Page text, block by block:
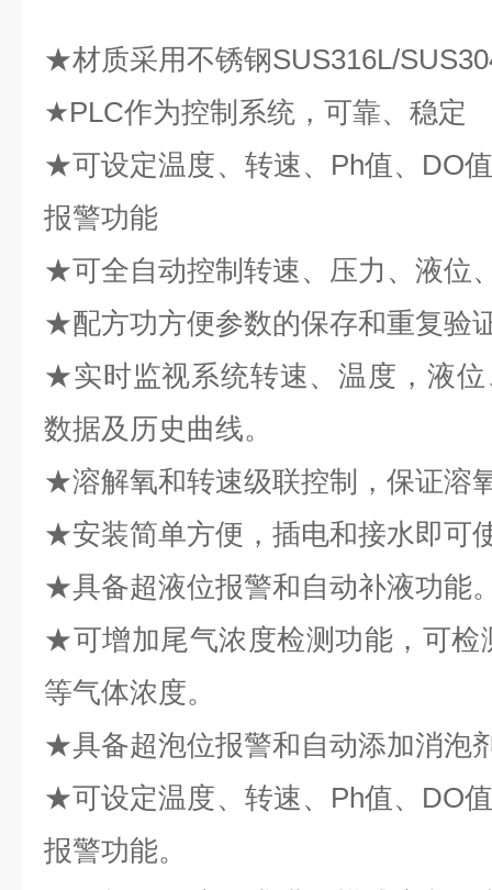
★材质采用不锈钢SUS316L/
★PLC作为控制系统，可靠、稳定
★可设定温度、转速、Ph值、DO
报警功能
★可全自动控制转速、压力、液位
★配方功方便参数的保存和重复验
★实时监视系统转速、温度，液
数据及历史曲线。
★溶解氧和转速级联控制，保证溶
★安装简单方便，插电和接水即可
★具备超液位报警和自动补液功能
★可增加尾气浓度检测功能，可检
等气体浓度。
★具备超泡位报警和自动添加消泡
★可设定温度、转速、Ph值、DO
报警功能。